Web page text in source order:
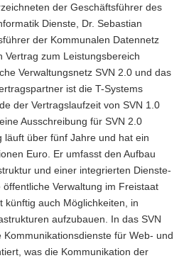
der Geschäftsführer des
Dienste, Dr. Sebastian
der Kommunalen Datennetz
Vertrag zum Leistungsbereich
Verwaltungsnetz SVN 2.0 und das
ist die T-Systems
der Vertragslaufzeit von SVN 1.0
Ausschreibung für SVN 2.0
läuft über fünf Jahre und hat ein
Euro. Er umfasst den Aufbau
und einer integrierten Dienste-
Verwaltung im Freistaat
künftig auch Möglichkeiten, in
aufzubauen. In das SVN
für Web- und
was die Kommunikation der